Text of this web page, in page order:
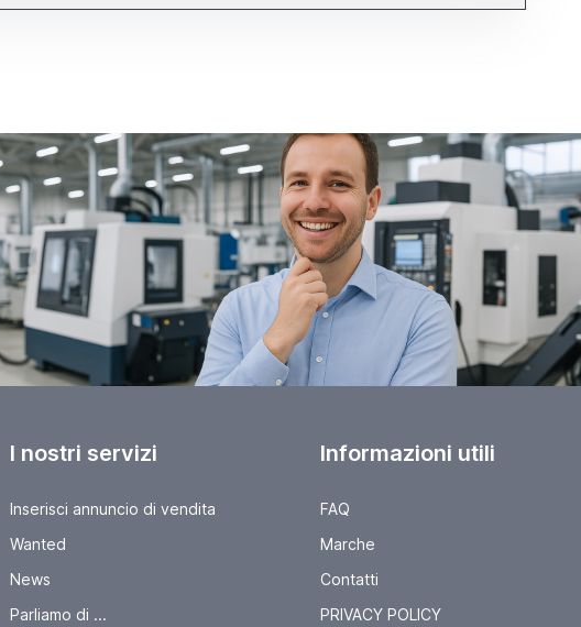
I nostri servizi
Inserisci annuncio di vendita
Wanted
News
Parliamo di ...
Informazioni utili
FAQ
Marche
Contatti
PRIVACY POLICY